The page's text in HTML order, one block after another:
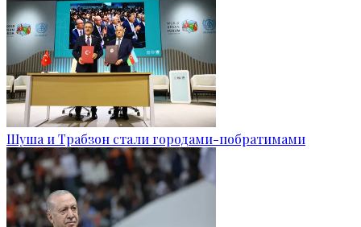
Шуша и Трабзон стали городами-побратимами